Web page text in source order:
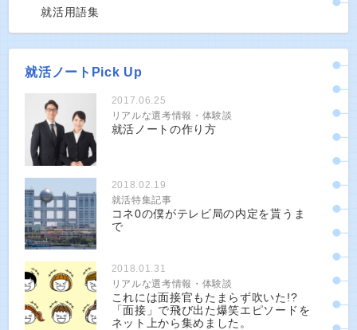
就活用語集
就活ノートPick Up
2017.06.25
リアルな選考情報・体験談
就活ノートの作り方
2018.02.19
就活特集記事
コネ0の僕がテレビ局の内定を貰うま
で
2018.01.31
リアルな選考情報・体験談
これには面接官もたまらず吹いた!?
「面接」で飛び出た爆笑エピソードを
ネット上から集めました。